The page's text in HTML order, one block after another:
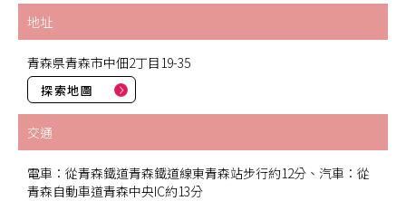
地址
青森県青森市中佃2丁目19-35
探索地圖
交通
電車：從青森鐵道青森鐵道線東青森站步行約12分、汽車：從
青森自動車道青森中央IC約13分